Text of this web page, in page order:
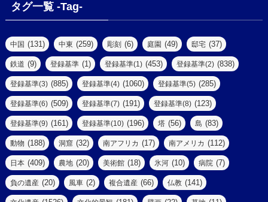
(5)
(39)
(290)
(7)
(6)
(3)
(14)
(61)
(9)
(2)
(17)
(8)
(8)
(4)
(8)
(2)
(2)
(10)
(47)
(2)
(1)
(2)
タグ一覧 -Tag-
中国 (131) 中東 (259) 彫刻 (6) 庭園 (49) 邸宅 (37)
鉄道 (9) 登録基準 (1) 登録基準(1) (453) 登録基準(2) (838)
登録基準(3) (885) 登録基準(4) (1060) 登録基準(5) (285)
登録基準(6) (509) 登録基準(7) (191) 登録基準(8) (123)
登録基準(9) (161) 登録基準(10) (196) 塔 (56) 島 (83)
動物 (188) 洞窟 (32) 南アフリカ (17) 南アメリカ (112)
日本 (409) 農地 (20) 美術館 (18) 氷河 (10) 病院 (7)
負の遺産 (20) 風車 (2) 複合遺産 (66) 仏教 (141)